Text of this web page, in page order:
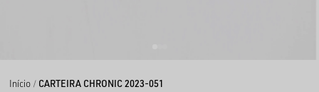
Início CARTEIRA CHRONIC 2023-051